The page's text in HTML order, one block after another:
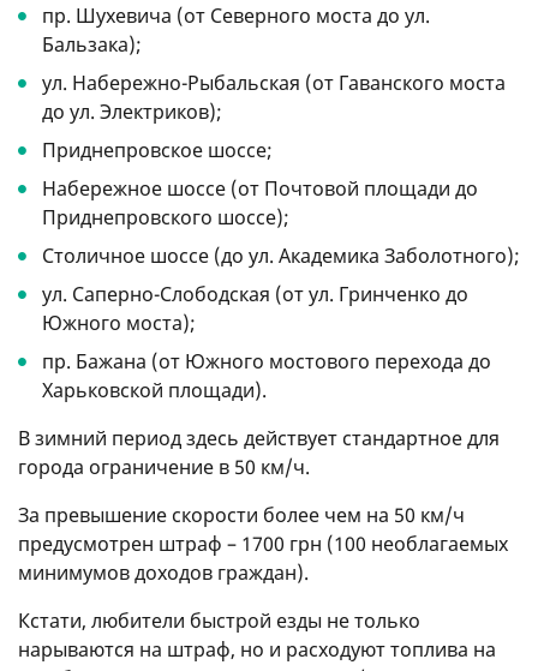
пр. Шухевича (от Северного моста до ул.
Бальзака);
ул. Набережно-Рыбальская (от Гаванского моста
до ул. Электриков);
Приднепровское шоссе;
Набережное шоссе (от Почтовой площади до
Приднепровского шоссе);
Столичное шоссе (до ул. Академика Заболотного);
ул. Саперно-Слободская (от ул. Гринченко до
Южного моста);
пр. Бажана (от Южного мостового перехода до
Харьковской площади).
В зимний период здесь действует стандартное для
города ограничение в 50 км/ч.
За превышение скорости более чем на 50 км/ч
предусмотрен штраф – 1700 грн (100 необлагаемых
минимумов доходов граждан).
Кстати, любители быстрой езды не только
нарываются на штраф, но и расходуют топлива на